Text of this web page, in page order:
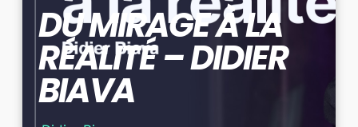
DU MIRAGE À LA
RÉALITÉ – DIDIER
BIAVA